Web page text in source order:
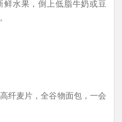
水果，倒上低脂牛奶或豆
纤麦片，全谷物面包，一会